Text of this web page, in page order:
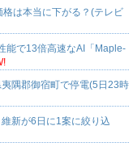
は本当に下がる？(テレビ
能で13倍高速なAI「Maple-
夷隅郡御宿町で停電(5日23時
新が6日に1案に絞り込